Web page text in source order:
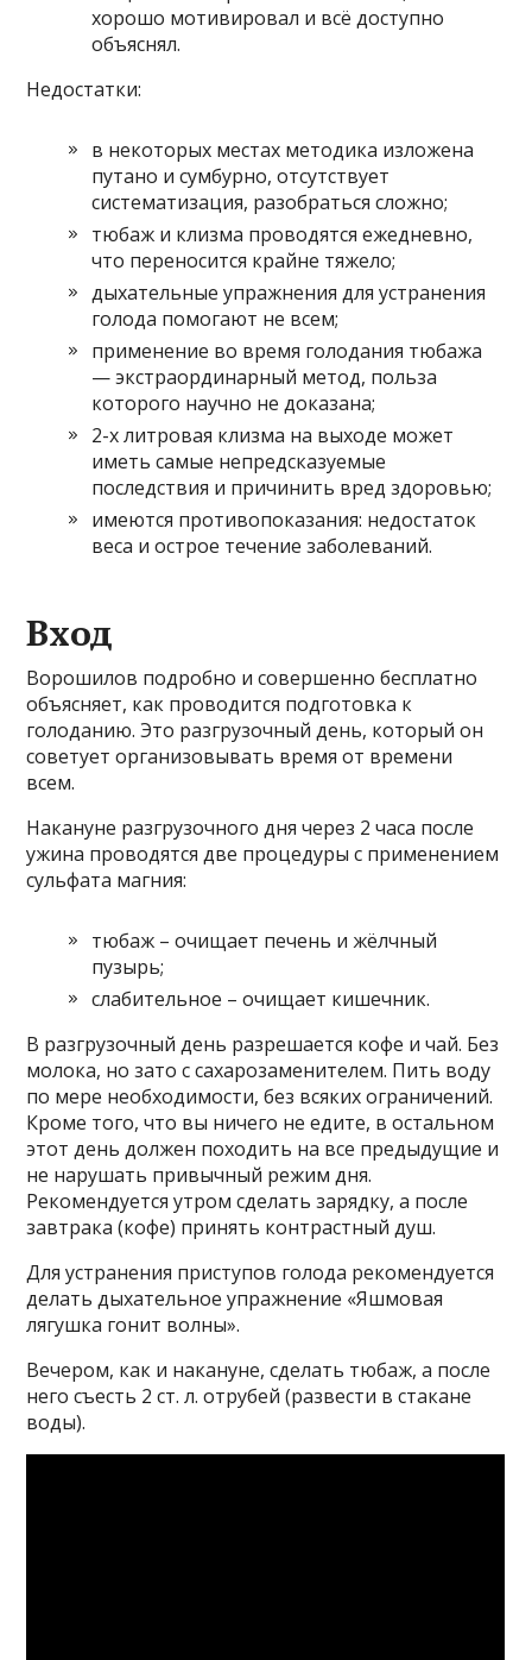
хорошо мотивировал и всё доступно
объяснял.
Недостатки:
в некоторых местах методика изложена
путано и сумбурно, отсутствует
систематизация, разобраться сложно;
тюбаж и клизма проводятся ежедневно,
что переносится крайне тяжело;
дыхательные упражнения для устранения
голода помогают не всем;
применение во время голодания тюбажа
— экстраординарный метод, польза
которого научно не доказана;
2-х литровая клизма на выходе может
иметь самые непредсказуемые
последствия и причинить вред здоровью;
имеются противопоказания: недостаток
веса и острое течение заболеваний.
Вход
Ворошилов подробно и совершенно бесплатно
объясняет, как проводится подготовка к
голоданию. Это разгрузочный день, который он
советует организовывать время от времени
всем.
Накануне разгрузочного дня через 2 часа после
ужина проводятся две процедуры с применением
сульфата магния:
тюбаж – очищает печень и жёлчный
пузырь;
слабительное – очищает кишечник.
В разгрузочный день разрешается кофе и чай. Без
молока, но зато с сахарозаменителем. Пить воду
по мере необходимости, без всяких ограничений.
Кроме того, что вы ничего не едите, в остальном
этот день должен походить на все предыдущие и
не нарушать привычный режим дня.
Рекомендуется утром сделать зарядку, а после
завтрака (кофе) принять контрастный душ.
Для устранения приступов голода рекомендуется
делать дыхательное упражнение «Яшмовая
лягушка гонит волны».
Вечером, как и накануне, сделать тюбаж, а после
него съесть 2 ст. л. отрубей (развести в стакане
воды).